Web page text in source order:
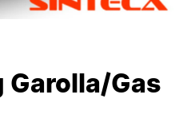
Garolla/Gas